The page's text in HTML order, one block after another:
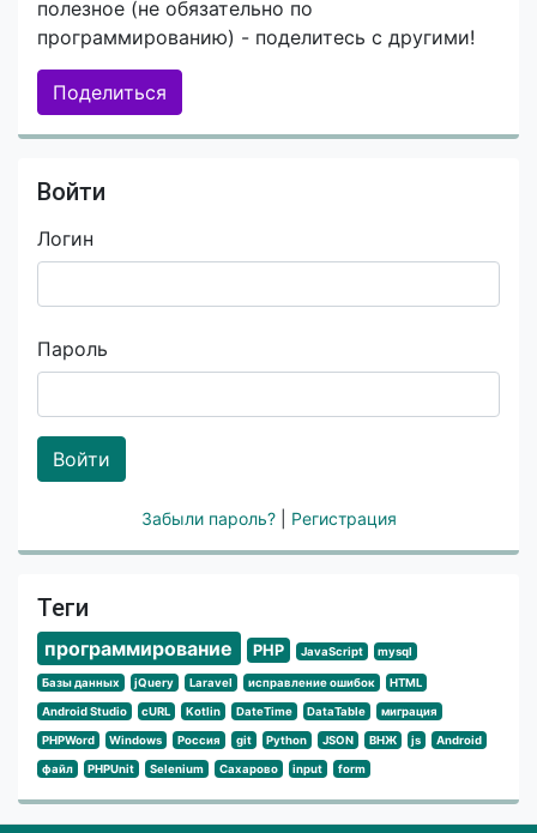
полезное (не обязательно по
программированию) - поделитесь с другими!
Поделиться
Войти
Логин
Пароль
Войти
Забыли пароль? Регистрация
Теги
программирование PHP JavaScript mysql
Базы данных jQuery Laravel исправление ошибок HTML
Android Studio cURL Kotlin DateTime DataTable миграция
PHPWord Windows Россия git Python JSON ВНЖ js Android
файл PHPUnit Selenium Сахарово input form